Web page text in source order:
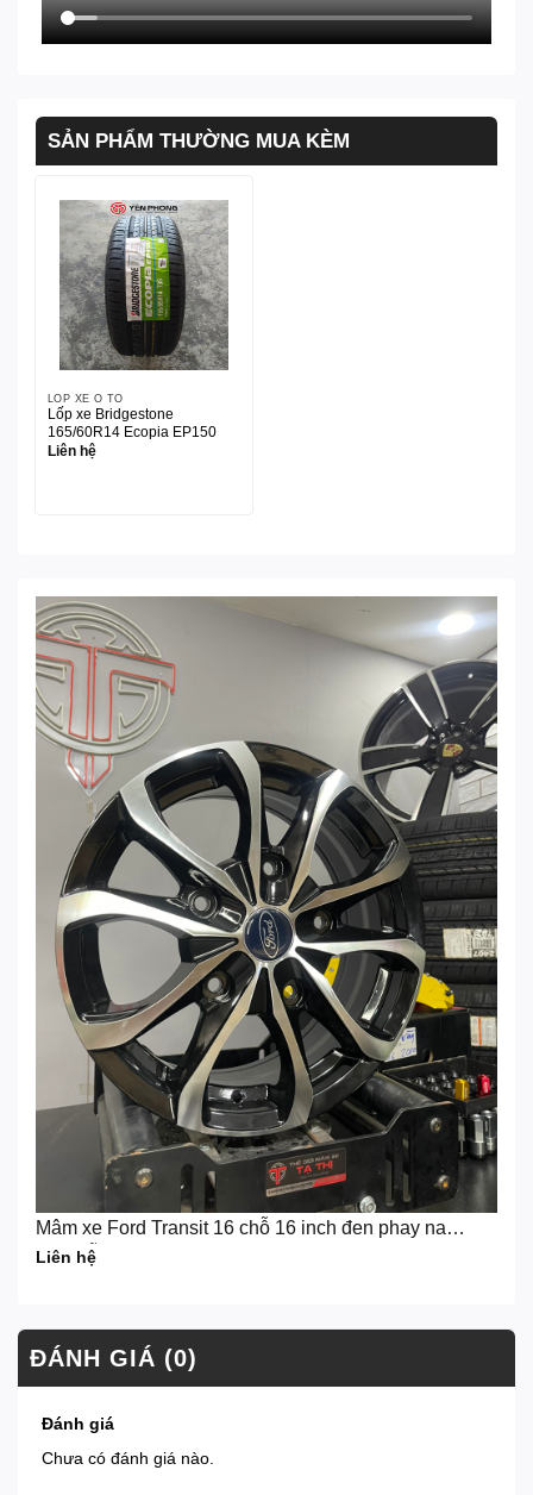
SẢN PHẨM THƯỜNG MUA KÈM
LỐP XE Ô TÔ
Lốp xe Bridgestone
165/60R14 Ecopia EP150
Liên hệ
Mâm xe Ford Transit 16 chỗ 16 inch đen phay nan
hoa mẫu mới 2024
Liên hệ
ĐÁNH GIÁ (0)
Đánh giá
Chưa có đánh giá nào.